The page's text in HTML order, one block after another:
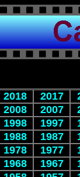
2018 2017
2008 2007
1998 1997
1988 1987
1978 1977
1968 1967